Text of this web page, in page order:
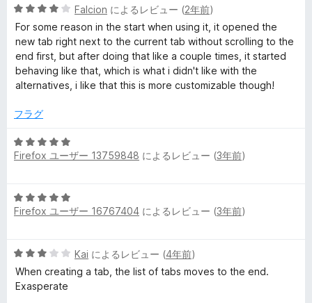
C
o
n
r
o
l
の
レ
の
評
5
段
階
中
4
の
価
Falcion によるレビュー (2年前)
For some reason in the start when using it, it opened the
new tab right next to the current tab without scrolling to the
end first, but after doing that like a couple times, it started
behaving like that, which is what i didn't like with the
alternatives, i like that this is more customizable though!
フラグ
5
段
5
の
Firefox ユーザー 13759848 によるレビュー (3年前)
5
段
5
の
評
Firefox ユーザー 16767404 によるレビュー (3年前)
5
段
階
Kai によるレビュー (4年前)
When creating a tab, the list of tabs moves to the end.
Exasperate